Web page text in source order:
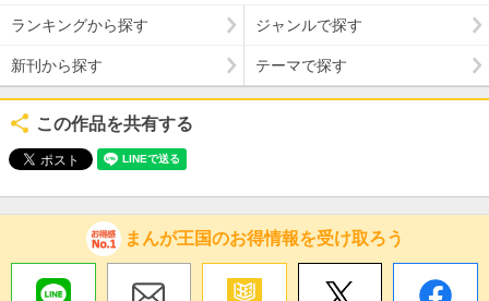
ランキングから探す ジャンルで探す
新刊から探す テーマで探す
この作品を共有する
まんが王国のお得情報を受け取ろう